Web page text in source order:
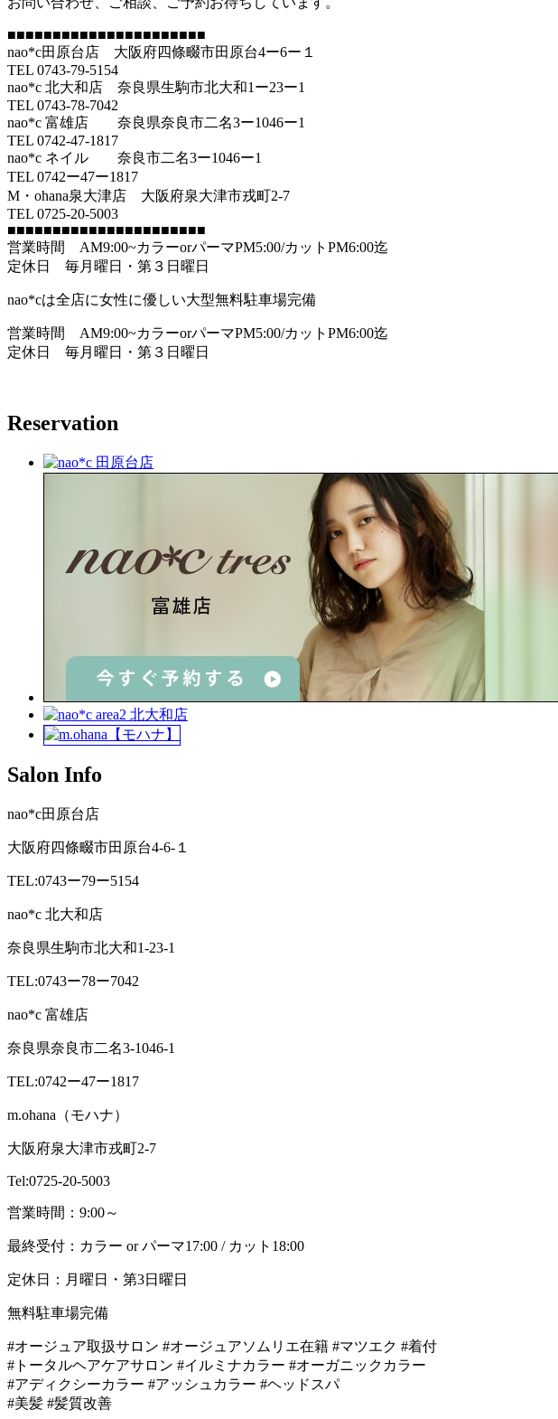
■■■■■■■■■■■■■■■■■■■■■■
nao*c田原台店 大阪府四條畷市田原台4ー6ー１
TEL 0743-79-5154
nao*c 北大和店 奈良県生駒市北大和1ー23ー1
TEL 0743-78-7042
nao*c 富雄店 奈良県奈良市二名3ー1046ー1
TEL 0742-47-1817
nao*c ネイル 奈良市二名3ー1046ー1
TEL 0742ー47ー1817
M・ohana泉大津店 大阪府泉大津市戎町2-7
TEL 0725-20-5003
■■■■■■■■■■■■■■■■■■■■■■
営業時間 AM9:00~カラーorパーマPM5:00/カットPM6:00迄
定休日 毎月曜日・第３日曜日
nao*cは全店に女性に優しい大型無料駐車場完備
営業時間 AM9:00~カラーorパーマPM5:00/カットPM6:00迄
定休日 毎月曜日・第３日曜日
Reservation
Salon Info
nao*c田原台店
大阪府四條畷市田原台4-6-１
TEL:0743ー79ー5154
nao*c 北大和店
奈良県生駒市北大和1-23-1
TEL:0743ー78ー7042
nao*c 富雄店
奈良県奈良市二名3-1046-1
TEL:0742ー47ー1817
m.ohana（モハナ）
大阪府泉大津市戎町2-7
Tel:0725-20-5003
営業時間：9:00～
最終受付：カラー or パーマ17:00 / カット18:00
定休日：月曜日・第3日曜日
無料駐車場完備
#オージュア取扱サロン #オージュアソムリエ在籍 #マツエク #着付
#トータルヘアケアサロン #イルミナカラー #オーガニックカラー
#アディクシーカラー #アッシュカラー #ヘッドスパ
#美髪 #髪質改善